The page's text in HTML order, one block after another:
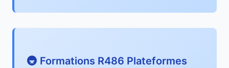
🚇 Formations R486 Plateformes